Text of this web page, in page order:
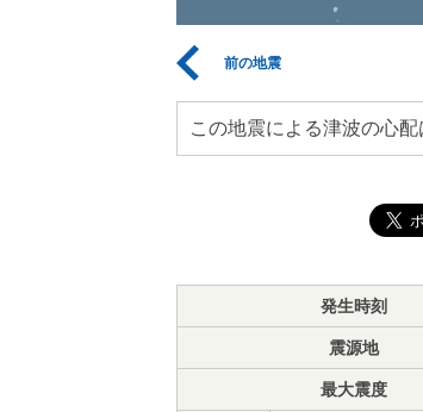
前の地震
この地震による津波の心配
発生時刻
震源地
最大震度